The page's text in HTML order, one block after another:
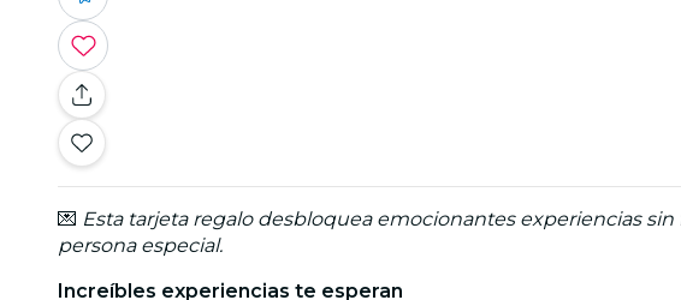
💌 Esta tarjeta regalo desbloquea emocionantes experiencias
persona especial.
Increíbles experiencias te esperan